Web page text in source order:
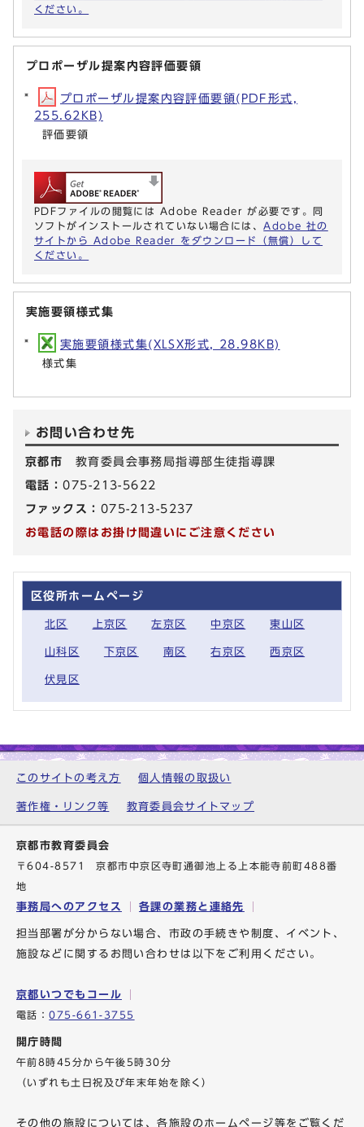
ください。
プロポーザル提案内容評価要領
プロポーザル提案内容評価要領(PDF形式,
255.62KB)
評価要領
PDFファイルの閲覧には Adobe Reader が必要です。同
ソフトがインストールされていない場合には、 Adobe 社の
サイトから Adobe Reader をダウンロード（無償）して
ください。
実施要領様式集
実施要領様式集(XLSX形式, 28.98KB)
様式集
お問い合わせ先
京都市 教育委員会事務局指導部生徒指導課
電話：075-213-5622
ファックス： 075-213-5237
お電話の際はお掛け間違いにご注意ください
区役所ホームページ
北区 上京区 左京区 中京区 東山区
山科区 下京区 南区 右京区 西京区
伏見区
このサイトの考え方 個人情報の取扱い
著作権・リンク等 教育委員会サイトマップ
京都市教育委員会
〒604-8571 京都市中京区寺町通御池上る上本能寺前町488番
地
事務局へのアクセス 各課の業務と連絡先
担当部署が分からない場合、市政の手続きや制度、イベント、
施設などに関するお問い合わせは以下をご利用ください。
京都いつでもコール
電話：075-661-3755
開庁時間
午前8時45分から午後5時30分
（いずれも土日祝及び年末年始を除く）
その他の施設については、各施設のホームページ等をご覧くだ